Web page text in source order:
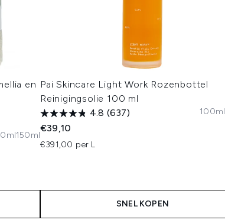
en
150ml
Pai Skincare Light Work Rozenbottel
Reinigingsolie 100 ml
4.8 (637)
€39,10
€391,00 per L
100ml
SNEL KOPEN